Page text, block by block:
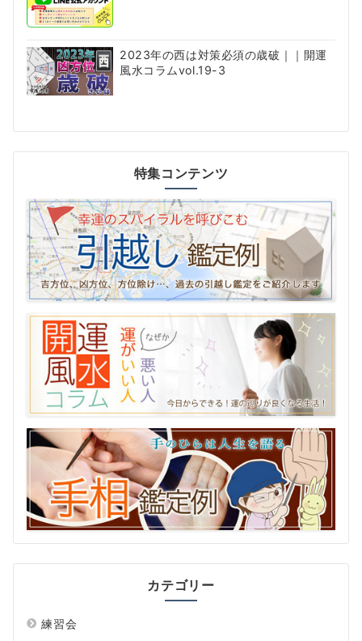
2023年の西は対策必須の歳破｜｜開運
風水コラムvol.19-3
特集コンテンツ
カテゴリー
練習会